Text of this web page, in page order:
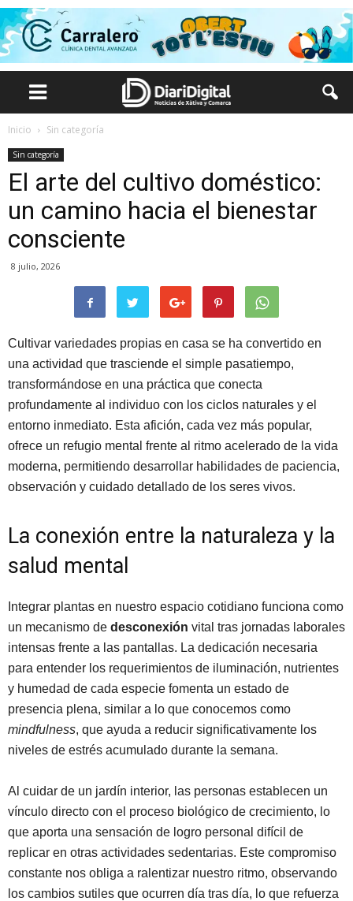
Inicio Sin categoría
Sin categoría
El arte del cultivo doméstico:
un camino hacia el bienestar
consciente
8 julio, 2026
Cultivar variedades propias en casa se ha convertido en
una actividad que trasciende el simple pasatiempo,
transformándose en una práctica que conecta
profundamente al individuo con los ciclos naturales y el
entorno inmediato. Esta afición, cada vez más popular,
ofrece un refugio mental frente al ritmo acelerado de la vida
moderna, permitiendo desarrollar habilidades de paciencia,
observación y cuidado detallado de los seres vivos.
La conexión entre la naturaleza y la
salud mental
Integrar plantas en nuestro espacio cotidiano funciona como
un mecanismo de desconexión vital tras jornadas laborales
intensas frente a las pantallas. La dedicación necesaria
para entender los requerimientos de iluminación, nutrientes
y humedad de cada especie fomenta un estado de
presencia plena, similar a lo que conocemos como
mindfulness, que ayuda a reducir significativamente los
niveles de estrés acumulado durante la semana.
Al cuidar de un jardín interior, las personas establecen un
vínculo directo con el proceso biológico de crecimiento, lo
que aporta una sensación de logro personal difícil de
replicar en otras actividades sedentarias. Este compromiso
constante nos obliga a ralentizar nuestro ritmo, observando
los cambios sutiles que ocurren día tras día, lo que refuerza